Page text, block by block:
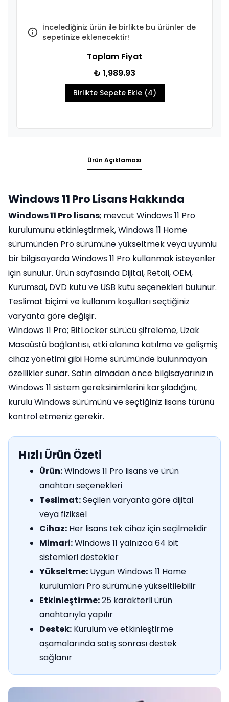
İncelediğiniz ürün ile birlikte bu ürünler de
sepetinize eklenecektir!
Toplam Fiyat
₺ 1,989.93
Birlikte Sepete Ekle (4)
Ürün Açıklaması
Windows 11 Pro Lisans Hakkında
Windows 11 Pro lisans; mevcut Windows 11 Pro
kurulumunu etkinleştirmek, Windows 11 Home
sürümünden Pro sürümüne yükseltmek veya uyumlu
bir bilgisayarda Windows 11 Pro kullanmak isteyenler
için sunulur. Ürün sayfasında Dijital, Retail, OEM,
Kurumsal, DVD kutu ve USB kutu seçenekleri bulunur.
Teslimat biçimi ve kullanım koşulları seçtiğiniz
varyanta göre değişir.
Windows 11 Pro; BitLocker sürücü şifreleme, Uzak
Masaüstü bağlantısı, etki alanına katılma ve gelişmiş
cihaz yönetimi gibi Home sürümünde bulunmayan
özellikler sunar. Satın almadan önce bilgisayarınızın
Windows 11 sistem gereksinimlerini karşıladığını,
kurulu Windows sürümünü ve seçtiğiniz lisans türünü
kontrol etmeniz gerekir.
Hızlı Ürün Özeti
Ürün:Windows 11 Pro lisans ve ürün
anahtarı seçenekleri
Teslimat:Seçilen varyanta göre dijital
veya fiziksel
Cihaz: Her lisans tek cihaz için seçilmelidir
Mimari:Windows 11 yalnızca 64 bit
sistemleri destekler
Yükseltme: Uygun Windows 11 Home
kurulumları Pro sürümüne yükseltilebilir
Etkinleştirme:25 karakterli ürün
anahtarıyla yapılır
Destek: Kurulum ve etkinleştirme
aşamalarında satış sonrası destek
sağlanır